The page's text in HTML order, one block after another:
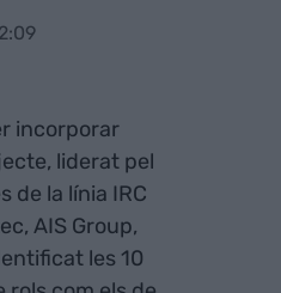
incorporar
liderat pel
de la línia IRC
AIS Group,
les 10